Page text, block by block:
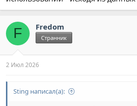
F Fredom
Странник
2 Июл 2026
Sting написал(а):